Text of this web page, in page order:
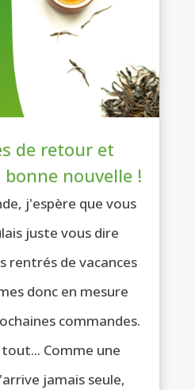
de retour et
nouvelle !
j'espère que vous
juste vous dire
rentrés de vacances
donc en mesure
commandes.
Comme une
jamais seule,